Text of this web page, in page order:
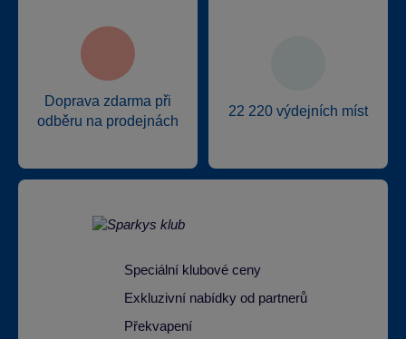
Doprava zdarma při
odběru na prodejnách
22 220 výdejních míst
Speciální klubové ceny
Exkluzivní nabídky od partnerů
Překvapení